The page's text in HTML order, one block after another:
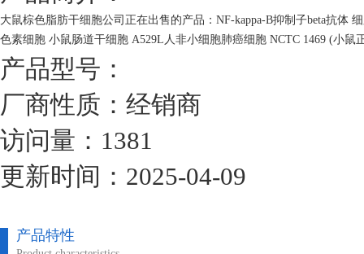
大鼠棕色脂肪干细胞公司正在出售的产品：NF-kappa-B抑制子beta抗体
色素细胞 小鼠肠道干细胞 A529L人非小细胞肺癌细胞 NCTC 1469 (小鼠
产品型号：
厂商性质：经销商
访问量：1381
更新时间：2025-04-09
产品特性